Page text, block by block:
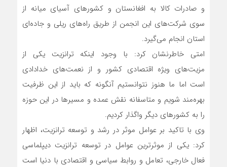
و صادرات کالا به افغانستان و کشورهای آسیای میانه از
سوی شرکت‌های این انجمن از طریق راه‌های ریلی و جاده‌ای
استان انجام می‌گیرد.
امتی خاطرنشان کرد: با وجود اینکه ترانزیت یکی از
مزیت‌های ویژه اقتصادی کشور و از نعمت‌های خدادادی
است اما ما هنوز نتوانستیم آنگونه که باید از این ظرفیت
بهره‌مند شویم و متاسفانه نقش عمده و مسیرها در این حوزه
را به کشورهای دیگر واگذار کردیم.
وی با تاکید بر عوامل موثر در رشد و توسعه ترانزیت، اظهار
کرد: یکی از موثرترین عوامل در توسعه ترانزیت دیپلماسی
فعال خارجی، تعامل و روابط سیاسی و اقتصادی با دنیا است